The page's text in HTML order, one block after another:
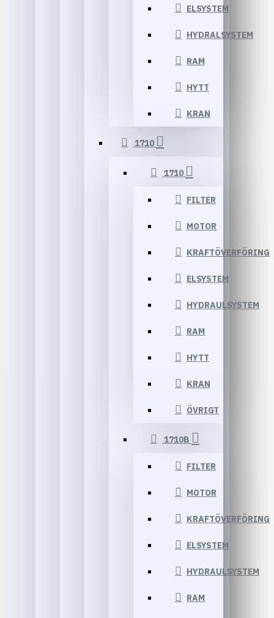
ELSYSTEM
HYDRALSYSTEM
RAM
HYTT
KRAN
1710
1710
FILTER
MOTOR
KRAFTÖVERFÖRING
ELSYSTEM
HYDRAULSYSTEM
RAM
HYTT
KRAN
ÖVRIGT
1710B
FILTER
MOTOR
KRAFTÖVERFÖRING
ELSYSTEM
HYDRAULSYSTEM
RAM